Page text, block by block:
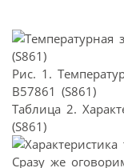
Рис. 1.
B57861 (S861)
Таблица 2.
(S861)
Сразу же